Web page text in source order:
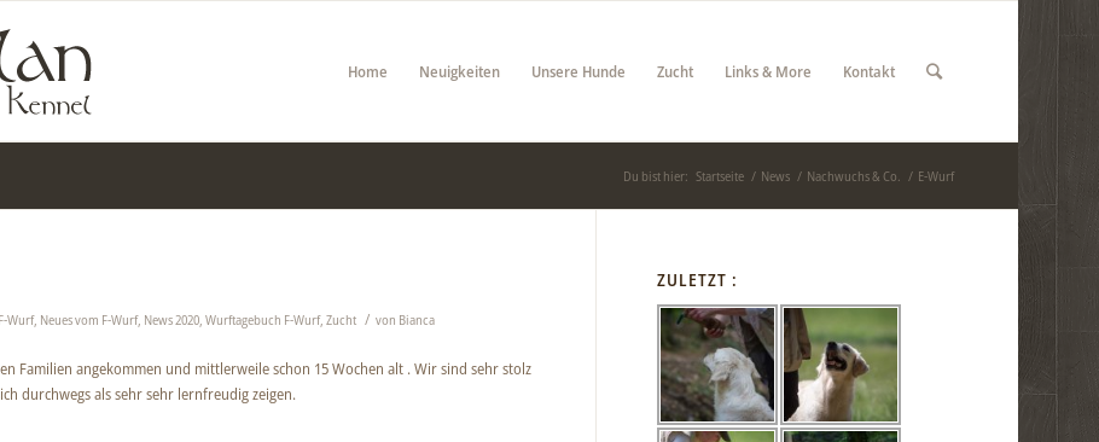
Home Neuigkeiten Unsere Hunde Zucht Links & More Kontakt
Du bist hier: Startseite / News / Nachwuchs & Co. / E-Wurf
F-Wurf, Neues vom F-Wurf, News 2020,Wurftagebuch F-Wurf,Zucht / von Bianca
Familien angekommen und mittlerweile schon 15 Wochen alt . Wir sind sehr stolz
durchwegs als sehr sehr lernfreudig zeigen.
ZULETZT :